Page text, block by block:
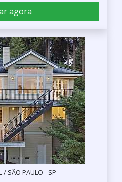
agora
/ SÃO PAULO - SP